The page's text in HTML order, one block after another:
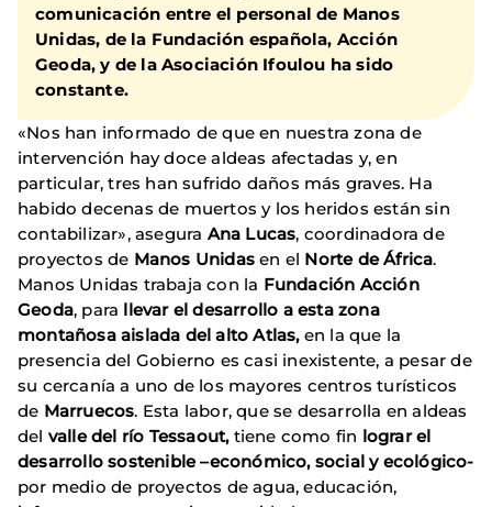
comunicación entre el personal de Manos
Unidas, de la Fundación española, Acción
Geoda,y de laAsociación Ifoulou ha sido
constante.
«Nos han informado de que en nuestra zona de
intervención hay doce aldeas afectadas y, en
particular, tres han sufrido daños más graves. Ha
habido decenas de muertos y los heridos están sin
contabilizar», asegura Ana Lucas, coordinadora de
proyectos de Manos Unidas en el Norte de África.
Manos Unidas trabaja con la Fundación Acción
Geoda, para llevar el desarrollo a esta zona
montañosa aislada del alto Atlas,en la que la
presencia del Gobierno es casi inexistente, a pesar de
su cercanía a uno de los mayores centros turísticos
de Marruecos. Esta labor, que se desarrolla en aldeas
del valle del río Tessaout, tiene como fin lograr el
desarrollo sostenible –económico, social y ecológico-
por medio de proyectos de agua, educación,